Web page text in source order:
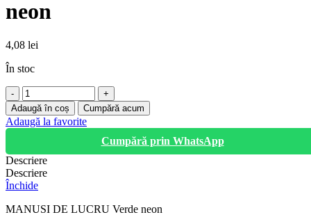
neon
4,08 lei
În stoc
Cantitate
Manusi
de
lucru
gradinarit
din
spuma,
culoarea
Verde
neon
Adaugă în coș Cumpără acum
Adaugă la favorite
Cumpără prin WhatsApp
Descriere
Descriere
Închide
MANUSI DE LUCRU Verde neon